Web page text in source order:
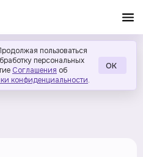
пользоваться
персональных
Соглашения об
конфиденциальности.
ОК